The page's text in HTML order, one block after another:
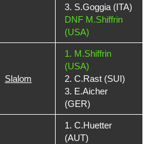
3. S.Goggia (ITA)
DNF M.Shiffrin
(USA)
Slalom
1. M.Shiffrin
(USA)
2. C.Rast (SUI)
3. E.Aicher
(GER)
1. C.Huetter
(AUT)